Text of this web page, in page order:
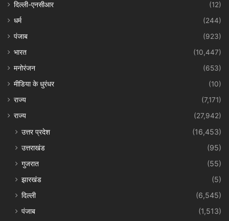
दिल्ली-एनसीआर
(12)
धर्म
(244)
पंजाब
(923)
भारत
(10,447)
मनोरंजन
(653)
मीडिया के धुरंधर
(10)
राज्य
(7,171)
राज्य
(27,942)
उत्तर प्रदेश
(16,453)
उत्तराखंड
(95)
गुजरात
(55)
झारखंड
(5)
दिल्ली
(6,545)
पंजाब
(1,513)